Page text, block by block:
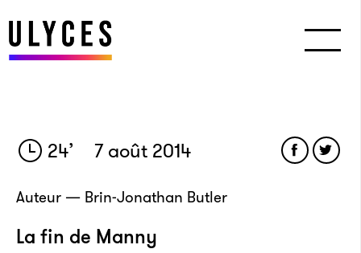
24’ 7 août 2014
Auteur — Brin-Jonathan Butler
La fin de Manny